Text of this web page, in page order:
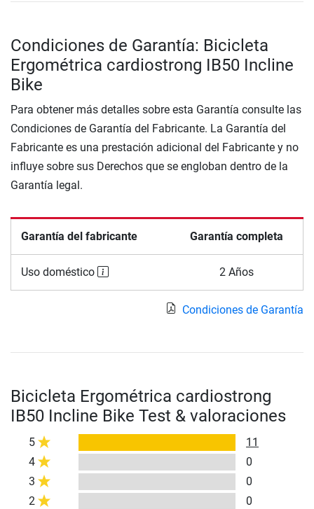
Condiciones de Garantía: Bicicleta
Ergométrica cardiostrong IB50 Incline
Bike
Para obtener más detalles sobre esta Garantía consulte las
Condiciones de Garantía del Fabricante. La Garantía del
Fabricante es una prestación adicional del Fabricante y no
influye sobre sus Derechos que se engloban dentro de la
Garantía legal.
Garantía del fabricante Garantía completa
Uso doméstico 2 Años
Condiciones de Garantía
Bicicleta Ergométrica cardiostrong
IB50 Incline Bike Test & valoraciones
5
11
4
0
3
0
2
0